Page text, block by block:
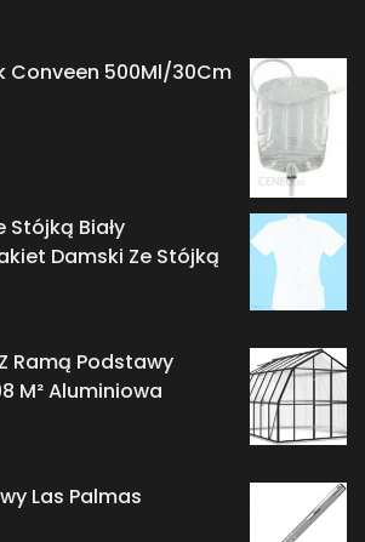
Conveen 500Ml/30Cm
Stójką Biały
Damski Ze Stójką
Ramą Podstawy
M² Aluminiowa
Las Palmas